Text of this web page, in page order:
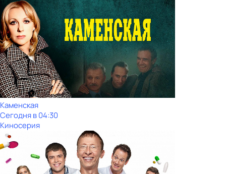
Каменская
Сегодня в 04:30
Киносерия